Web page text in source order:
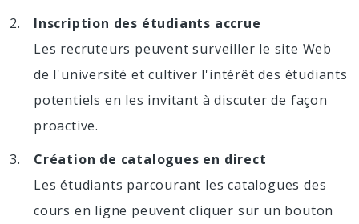
Inscription des étudiants accrue
Les recruteurs peuvent surveiller le site Web
de l'université et cultiver l'intérêt des étudiants
potentiels en les invitant à discuter de façon
proactive.
Création de catalogues en direct
Les étudiants parcourant les catalogues des
cours en ligne peuvent cliquer sur un bouton